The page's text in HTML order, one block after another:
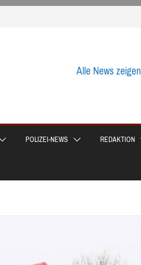
Alle News zeigen
POLIZEI-NEWS REDAKTION